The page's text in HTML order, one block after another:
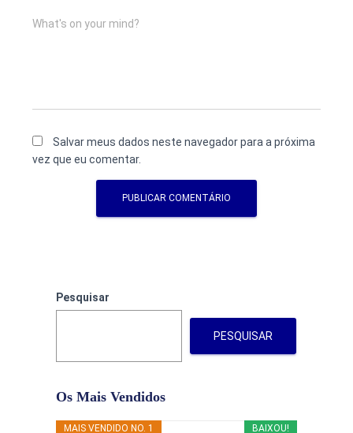
What's on your mind?
Salvar meus dados neste navegador para a próxima
vez que eu comentar.
Pesquisar
PESQUISAR
Os Mais Vendidos
BAIXOU!
MAIS VENDIDO NO. 1